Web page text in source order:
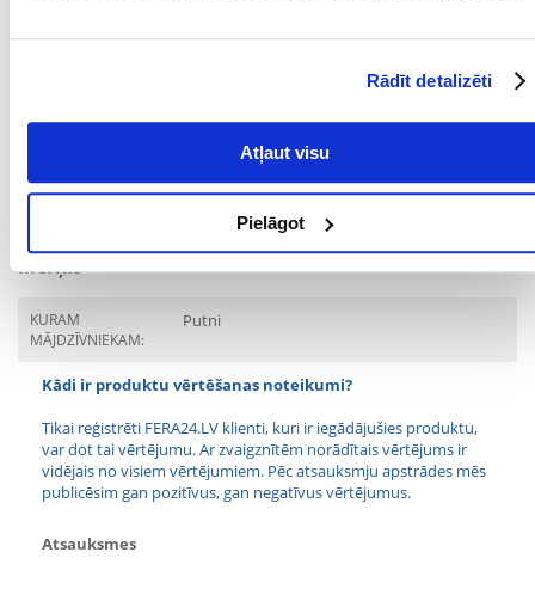
Rādīt detalizēti
Atļaut visu
Pielāgot
(KG):
Vidējiem un lieliem
putniem
Mērķis
KURAM
MĀJDZĪVNIEKAM:
Putni
Kādi ir produktu vērtēšanas noteikumi?
Tikai reģistrēti FERA24.LV klienti, kuri ir iegādājušies produktu,
var dot tai vērtējumu. Ar zvaigznītēm norādītais vērtējums ir
vidējais no visiem vērtējumiem. Pēc atsauksmju apstrādes mēs
publicēsim gan pozitīvus, gan negatīvus vērtējumus.
Atsauksmes